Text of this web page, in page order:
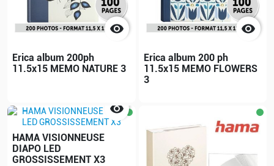

Erica album 200ph
11.5x15 MEMO NATURE 3

Erica album 200 ph
11.5x15 MEMO FLOWERS
3

HAMA VISIONNEUSE
DIAPO LED
GROSSISSEMENT X3